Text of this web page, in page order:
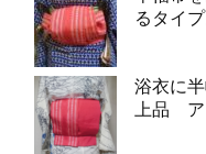
るタイ
浴衣に
上品 ア